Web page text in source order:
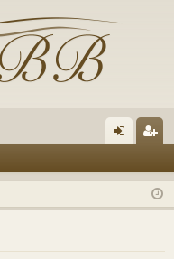
lá
sit
ist
ro